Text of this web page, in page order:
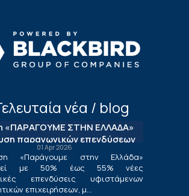
νέα / blog
«ΠΑΡΑΓΟΥΜΕ ΣΤΗΝ ΕΛΛΑΔΑ»
παραγωγικών επενδύσεων
μεταποίησης
01 Apr 2026
«Παράγουμε στην Ελλάδα»
με 50% έως 55% νέες
επενδύσεις υφιστάμενων
επιχειρήσεων, μ...